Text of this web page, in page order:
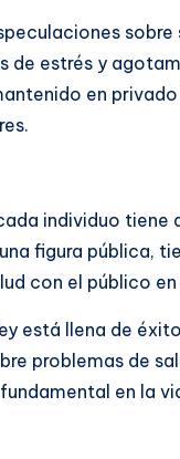
sobre
de estrés y
en
individuo tiene
figura pública,
con el público en
está llena de
problemas de
en la